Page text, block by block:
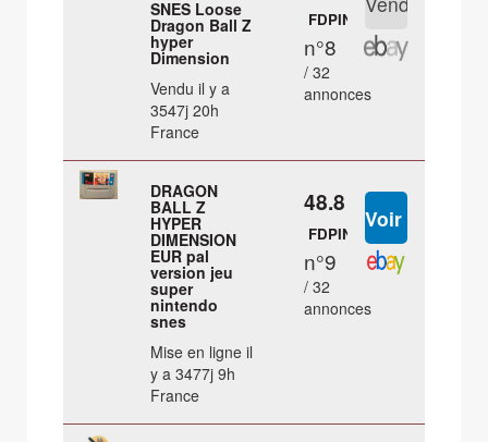
SNES Loose
Dragon Ball Z
hyper
Dimension
Vendu il y a
3547j 20h
France
FDPIN
n°8
/ 32
annonces
DRAGON
BALL Z
HYPER
DIMENSION
EUR pal
version jeu
super
nintendo
snes
Mise en ligne il
y a 3477j 9h
France
48.8 €
FDPIN
n°9
/ 32
annonces